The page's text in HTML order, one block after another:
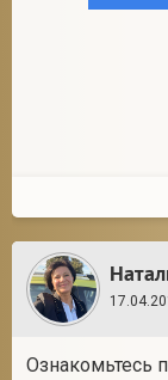
Ознакомьтесь